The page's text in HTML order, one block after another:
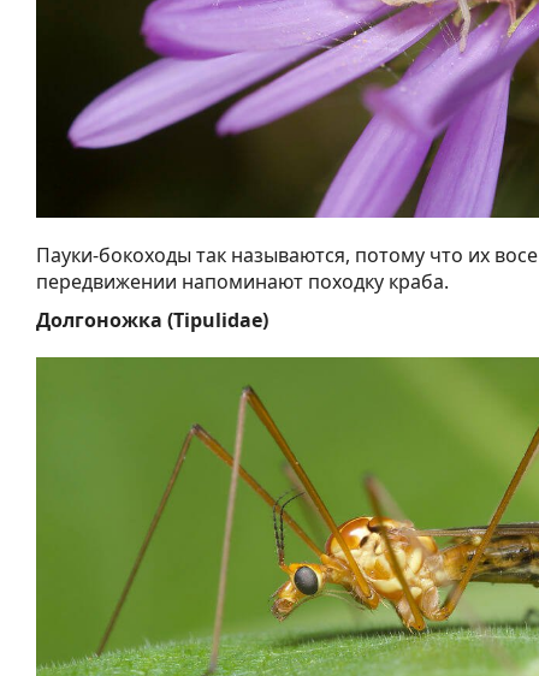
Пауки-бокоходы так называются, потому что их
передвижении напоминают походку краба.
Долгоножка (Tipulidae)